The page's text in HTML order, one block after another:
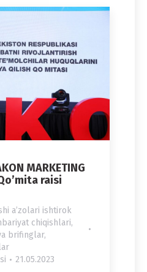
MARKETING
raisi
aʼzolari ishtirok
chiqishlari,
brifinglar,
21.05.2023